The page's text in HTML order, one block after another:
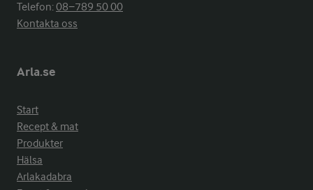
Telefon:08−789 50 00
Kontakta oss
Arla.se
Start
Recept & mat
Produkter
Hälsa
Arlakadabra